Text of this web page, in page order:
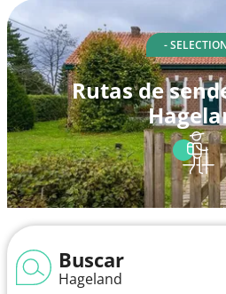
-
Rutas de
Buscar
Hageland